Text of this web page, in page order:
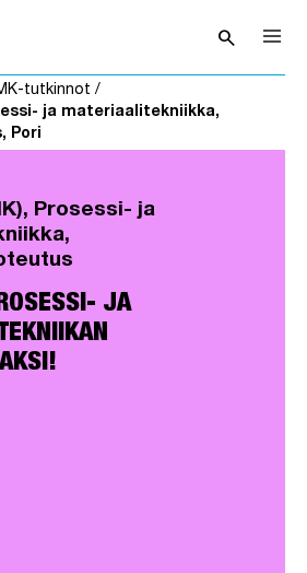
searchAvaa haku
tutkinnot /
ja materiaalitekniikka,
Pori
Prosessi- ja
JA